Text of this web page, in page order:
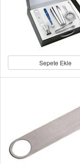
Sepete Ekle